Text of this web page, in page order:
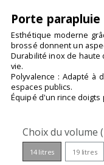
Porte
Esthétique moderne
brossé donnent un
Durabilité inox de haute
vie.
Polyvalence : Adapté à
espaces publics.
Équipé d'un rince doigts
Choix du volume
14 litres 19 litres